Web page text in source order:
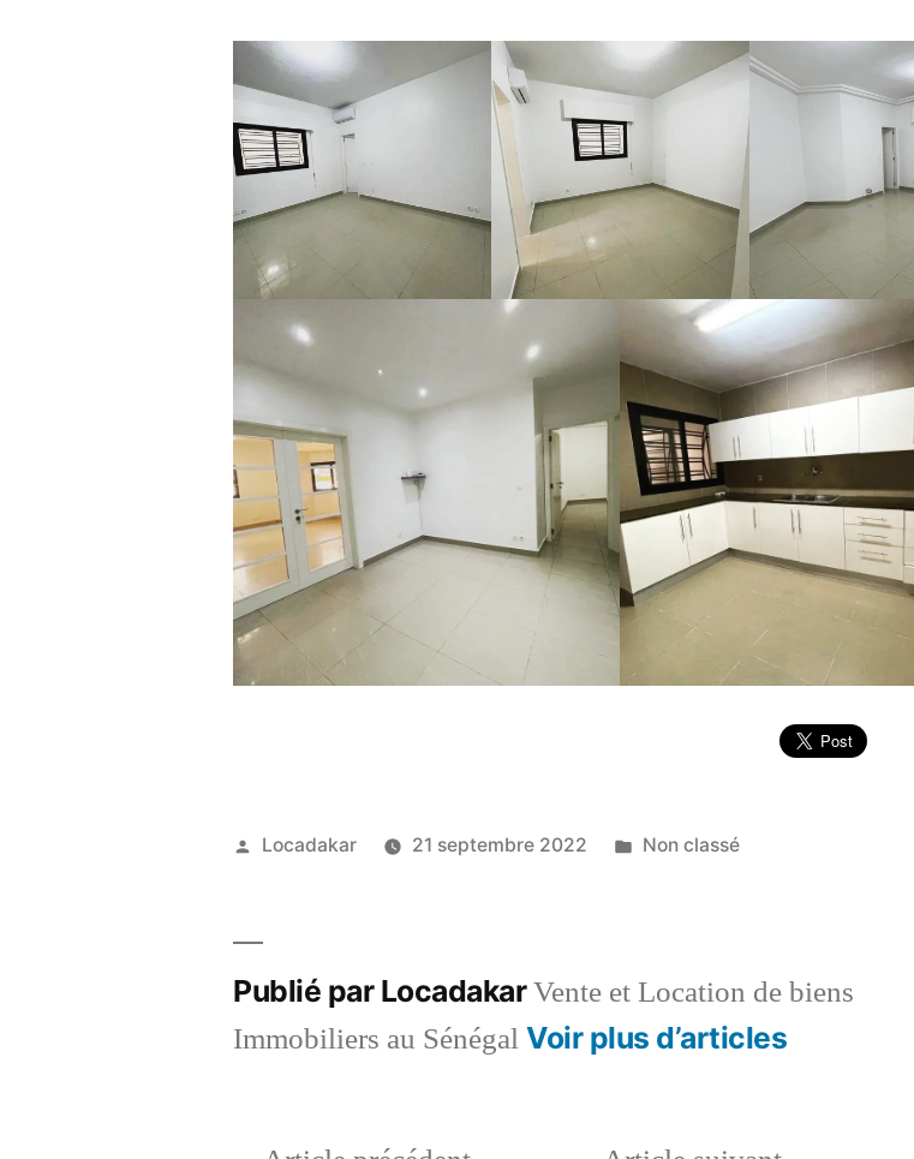
Publié
Locadakar 21 septembre 2022
Publié
Non classé
Publié par LocadakarVente et Location de biens
Immobiliers au SénégalVoir plus d’articles